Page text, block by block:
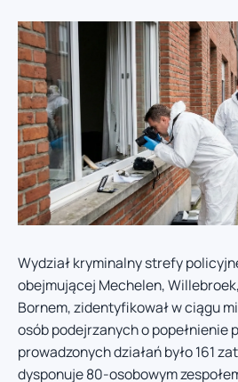
Wydział kryminalny strefy
obejmującej Mechelen,
Bornem, zidentyfikował w ciągu
osób podejrzanych o popełnienie
prowadzonych działań było 161
dysponuje 80-osobowym